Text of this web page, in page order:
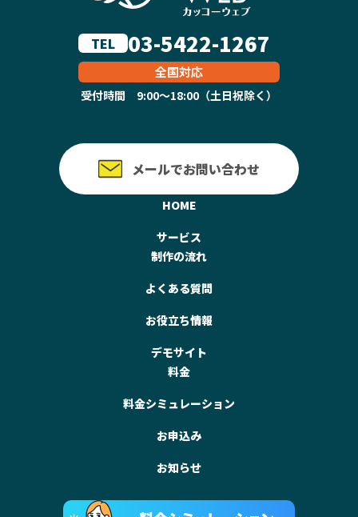
TEL 03-5422-1267
全国対応
受付時間 9:00～18:00（土日祝除く）
メールでお問い合わせ
HOME
サービス
制作の流れ
よくある質問
お役立ち情報
デモサイト
料金
料金シミュレーション
お申込み
お知らせ